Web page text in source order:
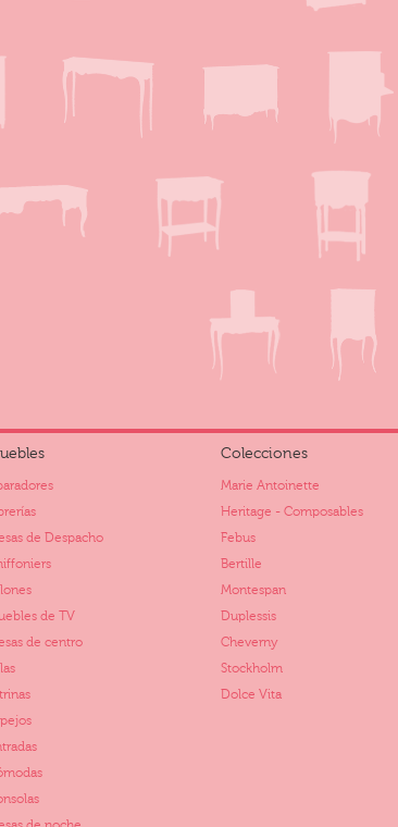
de Despacho
de TV
de centro
Colecciones
Marie Antoinette
Heritage - Composables
Febus
Bertille
Montespan
Duplessis
Cheverny
Stockholm
Dolce Vita